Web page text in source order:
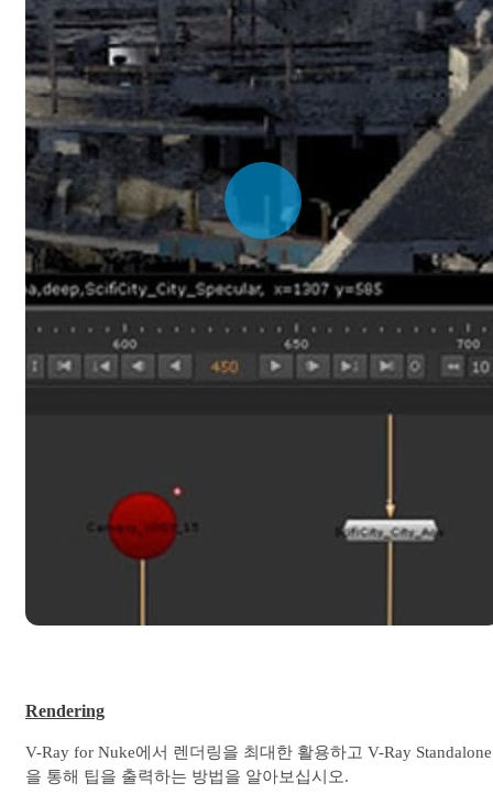
Rendering
V-Ray for Nuke에서 렌더링을 최대한 활용하고 V-Ray Standalone
을 통해 팁을 출력하는 방법을 알아보십시오.